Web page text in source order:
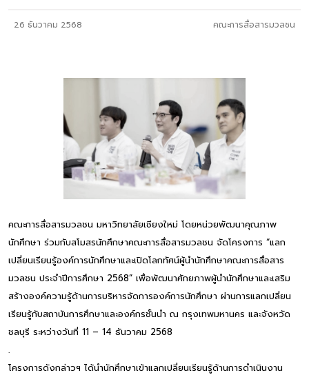
26 ธันวาคม 2568 คณะการสื่อสารมวลชน
คณะการสื่อสารมวลชน มหาวิทยาลัยเชียงใหม่ โดยหน่วยพัฒนาคุณภาพ
นักศึกษา ร่วมกับสโมสรนักศึกษาคณะการสื่อสารมวลชน จัดโครงการ “แลก
เปลี่ยนเรียนรู้องค์การนักศึกษาและเปิดโลกทัศน์ผู้นำนักศึกษาคณะการสื่อสาร
มวลชน ประจำปีการศึกษา 2568” เพื่อพัฒนาศักยภาพผู้นำนักศึกษาและเสริม
สร้างองค์ความรู้ด้านการบริหารจัดการองค์การนักศึกษา ผ่านการแลกเปลี่ยน
เรียนรู้กับสถาบันการศึกษาและองค์กรชั้นนำ ณ กรุงเทพมหานคร และจังหวัด
ชลบุรี ระหว่างวันที่ 11 – 14 ธันวาคม 2568
.
โครงการดังกล่าวฯ ได้นำนักศึกษาเข้าแลกเปลี่ยนเรียนรู้ด้านการดำเนินงาน